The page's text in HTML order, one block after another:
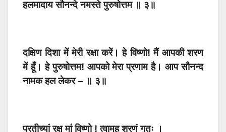
हलमादाय सौनन्दे नमस्ते पुरुषोत्तम ॥ ३॥
दक्षिण दिशा में मेरी रक्षा करें। हे विष्णो! मैं आपकी शरण
में हूँ। हे पुरुषोत्तम! आपको मेरा प्रणाम है। आप सौनन्द
नामक हल लेकर – ॥ ३॥
प्रतीच्यां रक्ष मां विष्णो ! त्वामह शरणं गतः ।